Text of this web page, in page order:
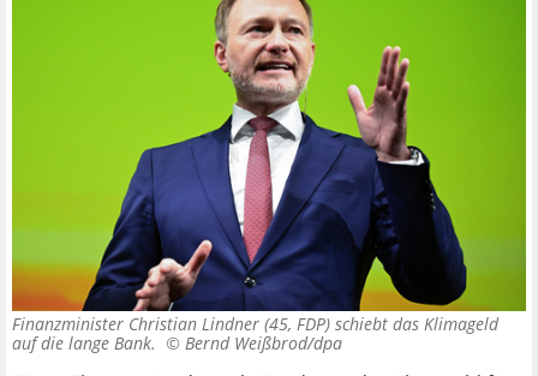
Finanzminister Christian Lindner (45, FDP) schiebt das Klimageld
auf die lange Bank. © Bernd Weißbrod/dpa